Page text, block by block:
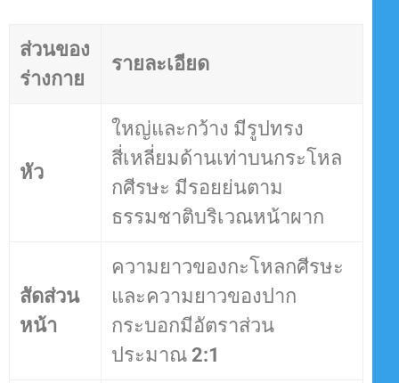
ส่วนของ
ร่างกาย
รายละเอียด
หัว
ใหญ่และกว้าง มีรูปทรง
สี่เหลี่ยมด้านเท่าบนกระโหล
กศีรษะ มีรอยย่นตาม
ธรรมชาติบริเวณหน้าผาก
สัดส่วน
หน้า
ความยาวของกะโหลกศีรษะ
และความยาวของปาก
กระบอกมีอัตราส่วน
ประมาณ 2:1